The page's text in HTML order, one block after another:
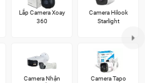
Lắp Camera Xoay
360
Camera Hilook
Starlight
Camera Nhận
Camera Tapo